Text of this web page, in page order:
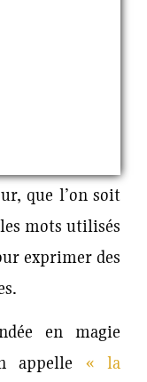
que l’on soit
mots utilisés
exprimer des
en magie
appelle « la